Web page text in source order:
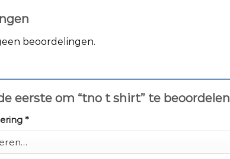
beoordelingen.
eerste om “tno t shirt” te beoordelen
*